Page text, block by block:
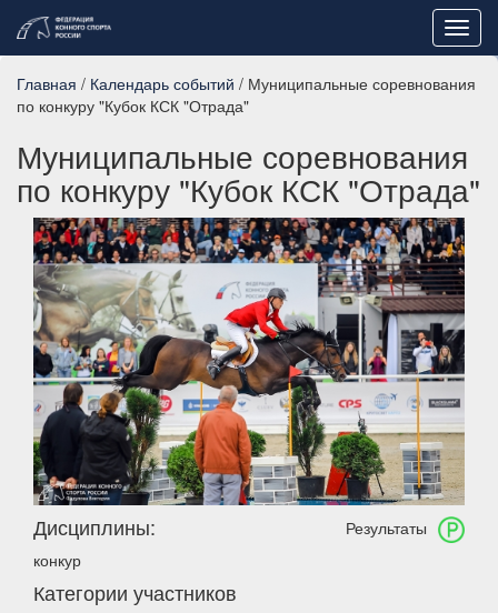
Главная / Календарь событий / Муниципальные соревнования
по конкуру "Кубок КСК "Отрада"
Муниципальные соревнования
по конкуру "Кубок КСК "Отрада"
Результаты
Дисциплины:
конкур
Категории участников